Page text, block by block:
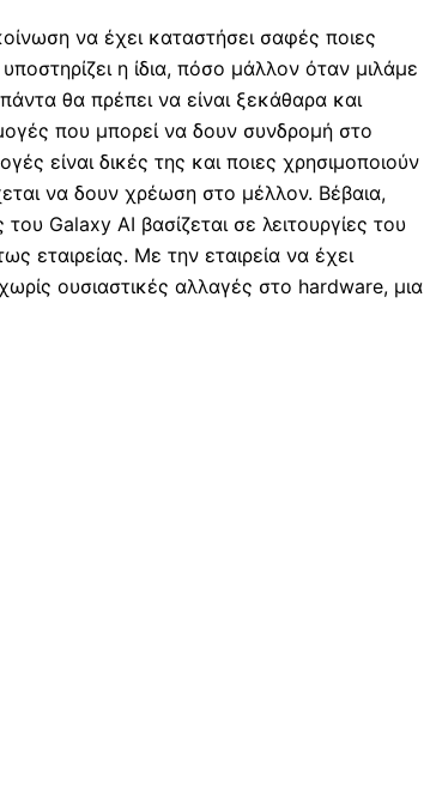
να έχει καταστήσει σαφές ποιες
η ίδια, πόσο μάλλον όταν μιλάμε
θα πρέπει να είναι ξεκάθαρα και
που μπορεί να δουν συνδρομή στο
είναι δικές της και ποιες χρησιμοποιούν
να δουν χρέωση στο μέλλον. Βέβαια,
Galaxy AI βασίζεται σε λειτουργίες του
εταιρείας. Με την εταιρεία να έχει
ουσιαστικές αλλαγές στο hardware, μια